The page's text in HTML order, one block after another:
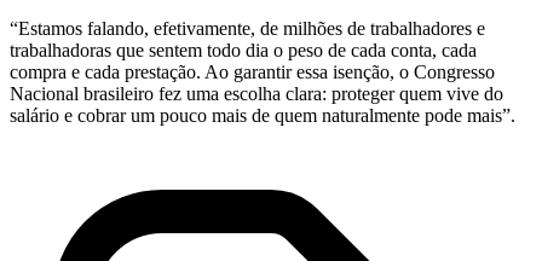
“Estamos falando, efetivamente, de milhões de trabalhadores e
trabalhadoras que sentem todo dia o peso de cada conta, cada
compra e cada prestação. Ao garantir essa isenção, o Congresso
Nacional brasileiro fez uma escolha clara: proteger quem vive do
salário e cobrar um pouco mais de quem naturalmente pode mais”.